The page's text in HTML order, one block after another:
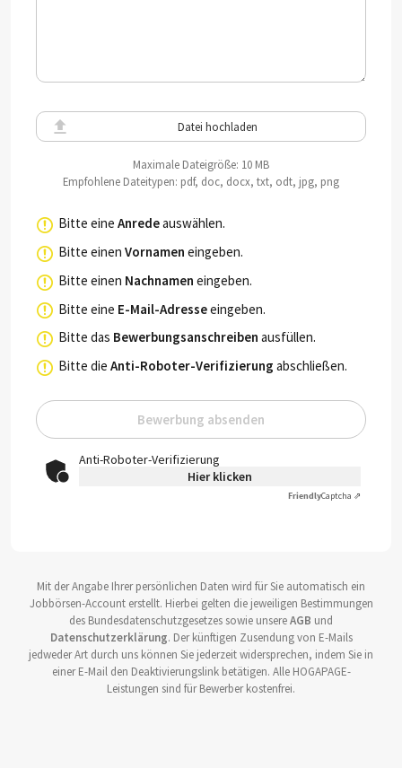
Datei hochladen
Maximale Dateigröße: 10 MB
Empfohlene Dateitypen: pdf, doc, docx, txt, odt, jpg, png
Bitte eine Anredeauswählen.
Bitte einen Vornamen eingeben.
Bitte einen Nachnamen eingeben.
Bitte eine E-Mail-Adresseeingeben.
Bitte das Bewerbungsanschreiben ausfüllen.
Bitte die Anti-Roboter-Verifizierung abschließen.
Bewerbung absenden
Anti-Roboter-Verifizierung
Hier klicken
FriendlyCaptcha ⇗
Mit der Angabe Ihrer persönlichen Daten wird für Sie automatisch ein
Jobbörsen-Account erstellt. Hierbei gelten die jeweiligen Bestimmungen
des Bundesdatenschutzgesetzes sowie unsereAGB und
Datenschutzerklärung. Der künftigen Zusendung von E-Mails
jedweder Art durch uns können Sie jederzeit widersprechen, indem Sie in
einer E-Mail den Deaktivierungslink betätigen. Alle HOGAPAGE-
Leistungen sind für Bewerber kostenfrei.